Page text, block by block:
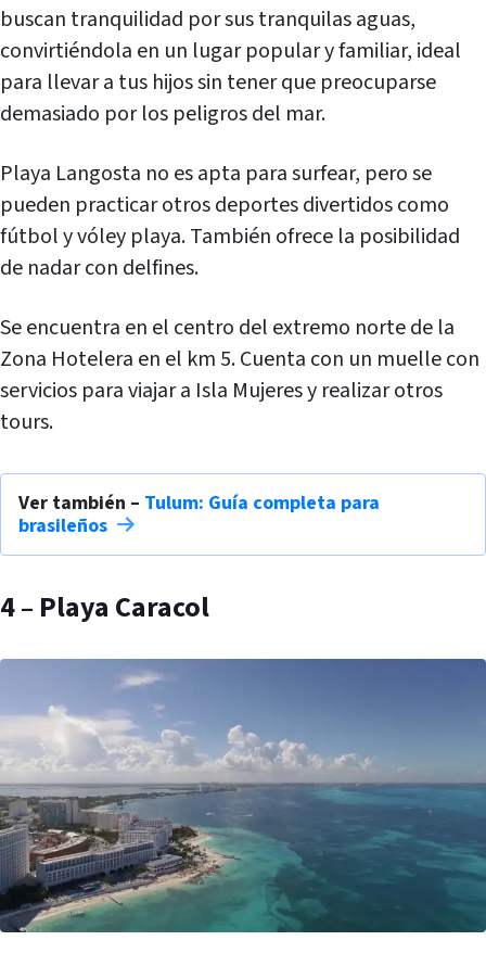
buscan tranquilidad por sus tranquilas aguas,
convirtiéndola en un lugar popular y familiar, ideal
para llevar a tus hijos sin tener que preocuparse
demasiado por los peligros del mar.
Playa Langosta no es apta para surfear, pero se
pueden practicar otros deportes divertidos como
fútbol y vóley playa. También ofrece la posibilidad
de nadar con delfines.
Se encuentra en el centro del extremo norte de la
Zona Hotelera en el km 5. Cuenta con un muelle con
servicios para viajar a Isla Mujeres y realizar otros
tours.
Ver también – Tulum: Guía completa para
brasileños
4 – Playa Caracol